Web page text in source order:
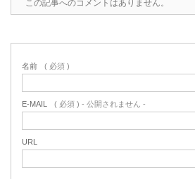
この記事へのコメントはありません。
名前 ( 必須 )
E-MAIL ( 必須 ) - 公開されません -
URL